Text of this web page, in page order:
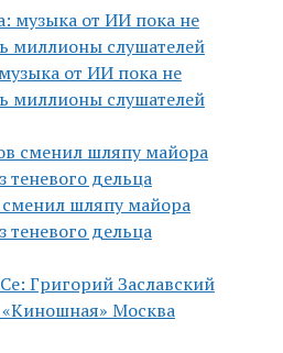
от ИИ пока не
миллионы слушателей
шляпу майора
теневого дельца